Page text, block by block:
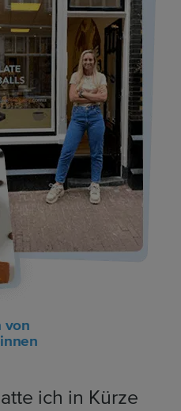
von
ich in Kürze